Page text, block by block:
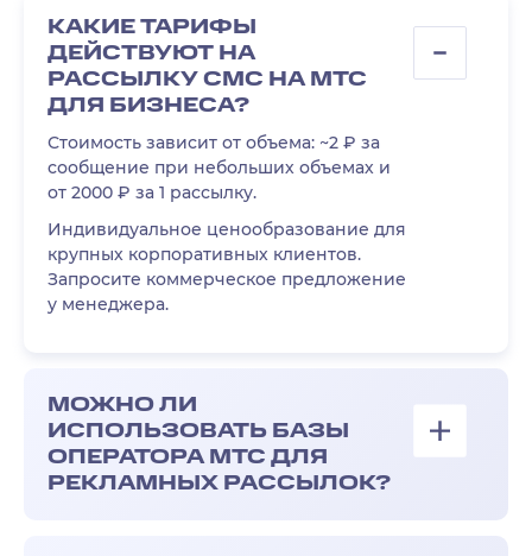
КАКИЕ ТАРИФЫ
ДЕЙСТВУЮТ НА
РАССЫЛКУ СМС НА МТС
ДЛЯ БИЗНЕСА?
Стоимость зависит от объема: ~2 ₽ за
сообщение при небольших объемах и
от 2000 ₽ за 1 рассылку.
Индивидуальное ценообразование для
крупных корпоративных клиентов.
Запросите коммерческое предложение
у менеджера.
МОЖНО ЛИ
ИСПОЛЬЗОВАТЬ БАЗЫ
ОПЕРАТОРА МТС ДЛЯ
РЕКЛАМНЫХ РАССЫЛОК?